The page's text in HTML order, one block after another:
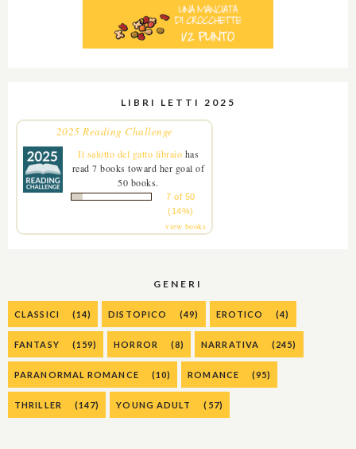
LIBRI LETTI 2025
2025 Reading Challenge
Il salotto del gatto libraio has
read 7 books toward her goal of
50 books.
7 of 50
(14%)
view books
GENERI
CLASSICI (14) DISTOPICO (49) EROTICO (4)
FANTASY (159) HORROR (8) NARRATIVA (245)
PARANORMAL ROMANCE (10) ROMANCE (95)
THRILLER (147) YOUNG ADULT (57)